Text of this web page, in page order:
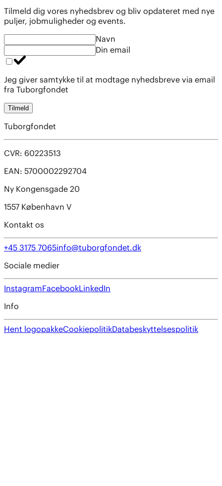
Tilmeld dig vores nyhedsbrev og bliv opdateret med nye
puljer, jobmuligheder og events.
Navn
Din email
Jeg giver samtykke til at modtage nyhedsbreve via email
fra Tuborgfondet
Tilmeld
Tuborgfondet
CVR: 60223513
EAN: 5700002292704
Ny Kongensgade 20
1557 København V
Kontakt os
+45 3175 7065info@tuborgfondet.dk
Sociale medier
InstagramFacebookLinkedIn
Info
Hent logopakkeCookiepolitikDatabeskyttelsespolitik